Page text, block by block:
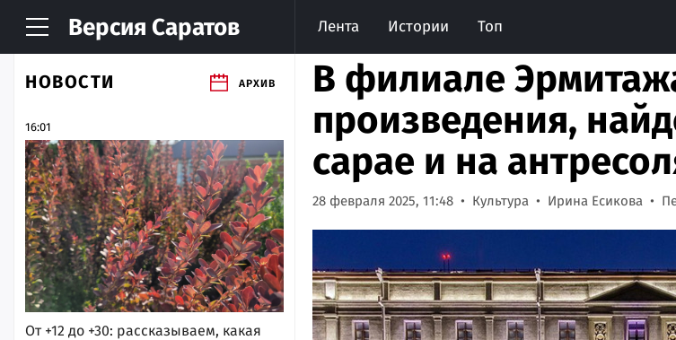
Версия Саратов Лента Истории Топ
НОВОСТИ АРХИВ
16:01
От +12 до +30: рассказываем, какая
В филиале
произведения,
сарае и на
28 февраля 2025, 11:48 Культура Ирина Есикова